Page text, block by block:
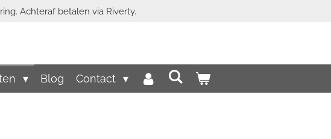
Achteraf betalen via Riverty.
Blog Contact